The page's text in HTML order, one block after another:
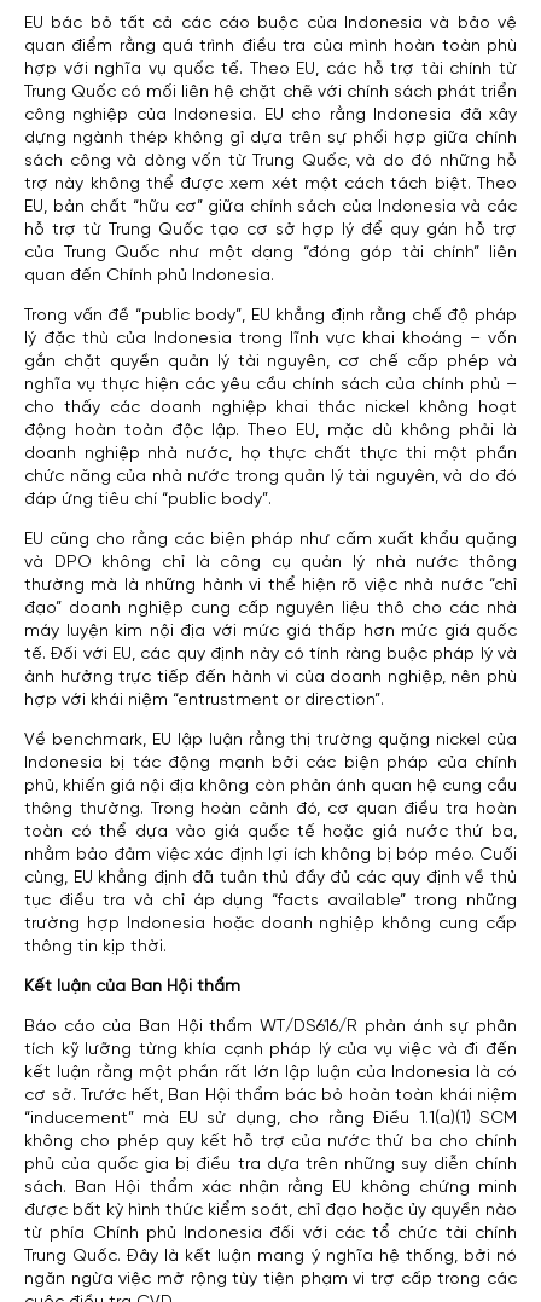
EU bác bỏ tất cả các cáo buộc của Indonesia và bảo vệ
quan điểm rằng quá trình điều tra của mình hoàn toàn phù
hợp với nghĩa vụ quốc tế. Theo EU, các hỗ trợ tài chính từ
Trung Quốc có mối liên hệ chặt chẽ với chính sách phát triển
công nghiệp của Indonesia. EU cho rằng Indonesia đã xây
dựng ngành thép không gỉ dựa trên sự phối hợp giữa chính
sách công và dòng vốn từ Trung Quốc, và do đó những hỗ
trợ này không thể được xem xét một cách tách biệt. Theo
EU, bản chất “hữu cơ” giữa chính sách của Indonesia và các
hỗ trợ từ Trung Quốc tạo cơ sở hợp lý để quy gán hỗ trợ
của Trung Quốc như một dạng “đóng góp tài chính” liên
quan đến Chính phủ Indonesia.
Trong vấn đề “public body”, EU khẳng định rằng chế độ pháp
lý đặc thù của Indonesia trong lĩnh vực khai khoáng – vốn
gắn chặt quyền quản lý tài nguyên, cơ chế cấp phép và
nghĩa vụ thực hiện các yêu cầu chính sách của chính phủ –
cho thấy các doanh nghiệp khai thác nickel không hoạt
động hoàn toàn độc lập. Theo EU, mặc dù không phải là
doanh nghiệp nhà nước, họ thực chất thực thi một phần
chức năng của nhà nước trong quản lý tài nguyên, và do đó
đáp ứng tiêu chí “public body”.
EU cũng cho rằng các biện pháp như cấm xuất khẩu quặng
và DPO không chỉ là công cụ quản lý nhà nước thông
thường mà là những hành vi thể hiện rõ việc nhà nước “chỉ
đạo” doanh nghiệp cung cấp nguyên liệu thô cho các nhà
máy luyện kim nội địa với mức giá thấp hơn mức giá quốc
tế. Đối với EU, các quy định này có tính ràng buộc pháp lý và
ảnh hưởng trực tiếp đến hành vi của doanh nghiệp, nên phù
hợp với khái niệm “entrustment or direction”.
Về benchmark, EU lập luận rằng thị trường quặng nickel của
Indonesia bị tác động mạnh bởi các biện pháp của chính
phủ, khiến giá nội địa không còn phản ánh quan hệ cung cầu
thông thường. Trong hoàn cảnh đó, cơ quan điều tra hoàn
toàn có thể dựa vào giá quốc tế hoặc giá nước thứ ba,
nhằm bảo đảm việc xác định lợi ích không bị bóp méo. Cuối
cùng, EU khẳng định đã tuân thủ đầy đủ các quy định về thủ
tục điều tra và chỉ áp dụng “facts available” trong những
trường hợp Indonesia hoặc doanh nghiệp không cung cấp
thông tin kịp thời.
Kết luận của Ban Hội thẩm
Báo cáo của Ban Hội thẩm WT/DS616/R phản ánh sự phân
tích kỹ lưỡng từng khía cạnh pháp lý của vụ việc và đi đến
kết luận rằng một phần rất lớn lập luận của Indonesia là có
cơ sở. Trước hết, Ban Hội thẩm bác bỏ hoàn toàn khái niệm
“inducement” mà EU sử dụng, cho rằng Điều 1.1(a)(1) SCM
không cho phép quy kết hỗ trợ của nước thứ ba cho chính
phủ của quốc gia bị điều tra dựa trên những suy diễn chính
sách. Ban Hội thẩm xác nhận rằng EU không chứng minh
được bất kỳ hình thức kiểm soát, chỉ đạo hoặc ủy quyền nào
từ phía Chính phủ Indonesia đối với các tổ chức tài chính
Trung Quốc. Đây là kết luận mang ý nghĩa hệ thống, bởi nó
ngăn ngừa việc mở rộng tùy tiện phạm vi trợ cấp trong các